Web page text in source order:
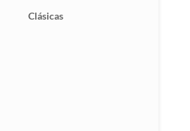
Clásicas